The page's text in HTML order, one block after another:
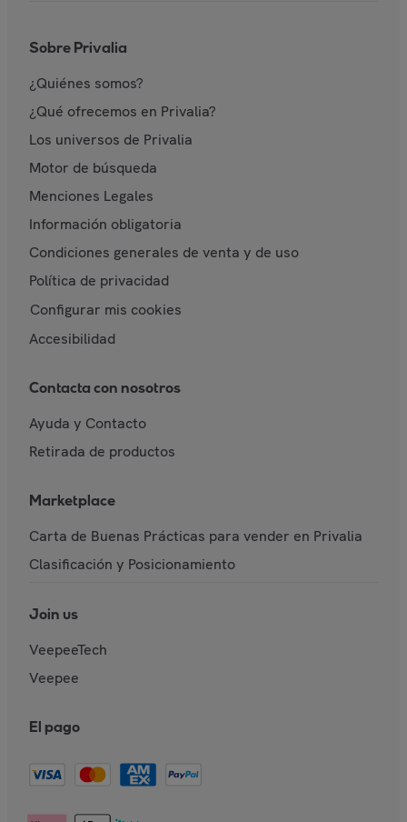
Sobre Privalia
¿Quiénes somos?
¿Qué ofrecemos en Privalia?
Los universos de Privalia
Motor de búsqueda
Menciones Legales
Información obligatoria
Condiciones generales de venta y de uso
Política de privacidad
Configurar mis cookies
Accesibilidad
Contacta con nosotros
Ayuda y Contacto
Retirada de productos
Marketplace
Carta de Buenas Prácticas para vender en Privalia
Clasificación y Posicionamiento
Join us
VeepeeTech
Veepee
El pago